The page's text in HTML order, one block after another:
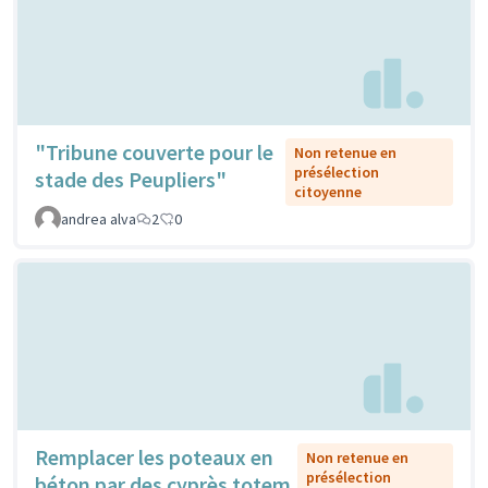
"Tribune couverte pour le
stade des Peupliers"
Non retenue en
présélection
citoyenne
andrea alva
2 0
Remplacer les poteaux en
Non retenue en
présélection